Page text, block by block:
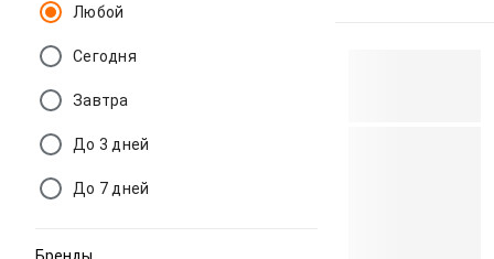
Любой
Сегодня
Завтра
До 3 дней
До 7 дней